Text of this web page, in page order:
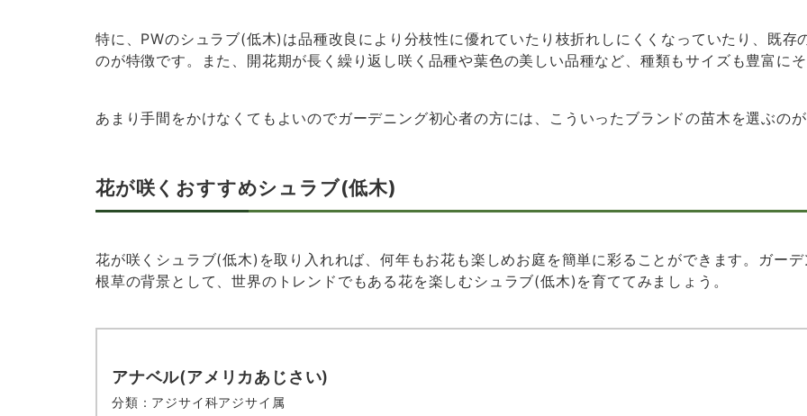
特に、PWのシュラブ(低木)は品種改良により分枝性に優れていたり枝折れしにくくなっていたり、既
のが特徴です。また、開花期が長く繰り返し咲く品種や葉色の美しい品種など、種類もサイズも豊富に
あまり手間をかけなくてもよいのでガーデニング初心者の方には、こういったブランドの苗木を選ぶの
花が咲くおすすめシュラブ(低木)
花が咲くシュラブ(低木)を取り入れれば、何年もお花も楽しめお庭を簡単に彩ることができます。ガー
根草の背景として、世界のトレンドでもある花を楽しむシュラブ(低木)を育ててみましょう。
アナベル(アメリカあじさい)
分類：アジサイ科アジサイ属